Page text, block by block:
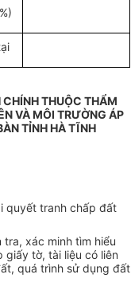
CHÍNH THUỘC THẨM
VÀ MÔI TRƯỜNG ÁP
TỈNH HÀ TĨNH
quyết tranh chấp đất
xác minh tìm hiểu
giấy tờ, tài liệu có liên
quá trình sử dụng đất